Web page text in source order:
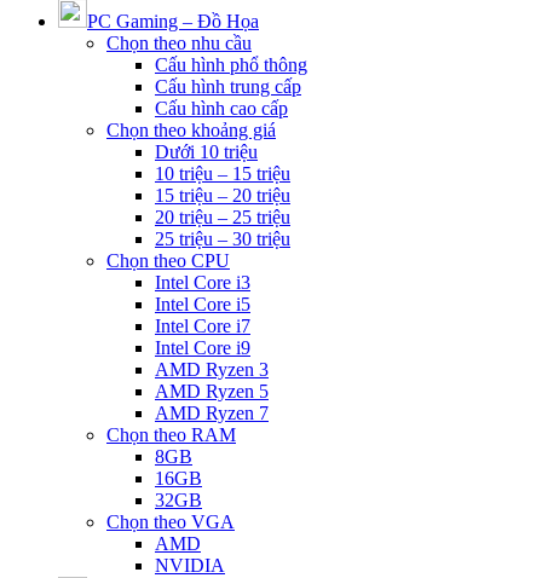
PC Gaming – Đồ Họa
Chọn theo nhu cầu
Cấu hình phổ thông
Cấu hình trung cấp
Cấu hình cao cấp
Chọn theo khoảng giá
Dưới 10 triệu
10 triệu – 15 triệu
15 triệu – 20 triệu
20 triệu – 25 triệu
25 triệu – 30 triệu
Chọn theo CPU
Intel Core i3
Intel Core i5
Intel Core i7
Intel Core i9
AMD Ryzen 3
AMD Ryzen 5
AMD Ryzen 7
Chọn theo RAM
8GB
16GB
32GB
Chọn theo VGA
AMD
NVIDIA